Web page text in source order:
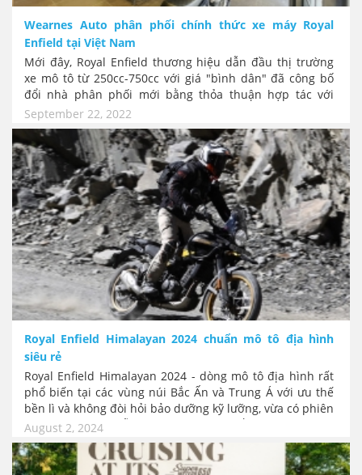
Wearnes Auto phân phối chính thức xe máy Royal
Enfield tại Việt Nam
Mới đây, Royal Enfield thương hiệu dẫn đầu thị trường
xe mô tô từ 250cc-750cc với giá "bình dân" đã công bố
đổi nhà phân phối mới bằng thỏa thuận hợp tác với
Wearnes Automotive Private Limited, qua đó xác nhận
Wearnes Automotive là nhà phân phối chính thức
thương hiệu và sản phẩm Royal Enfield tại thị trường
Việt Nam.
September 22, 2022
Royal Enfield Himalayan 2024 chuẩn mô tô địa hình
siêu rẻ
Royal Enfield Himalayan 2024 - dòng mô tô địa hình rất
phổ biến tại các vùng núi Bắc Ấn và Trung Á với ưu thế
bền lì và không đòi hỏi bảo dưỡng kỹ lưỡng, vừa có phiên
bản mới nhất. Mẫu xe này vừa ra mắt tại thị trường
Malaysia với ba phiên bản có giá niêm yết dao động từ
150 triệu đồng.
August 2, 2024